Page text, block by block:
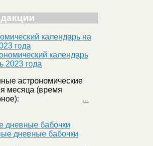
календарь на
года
астрономические
месяца (время
...
дневные бабочки